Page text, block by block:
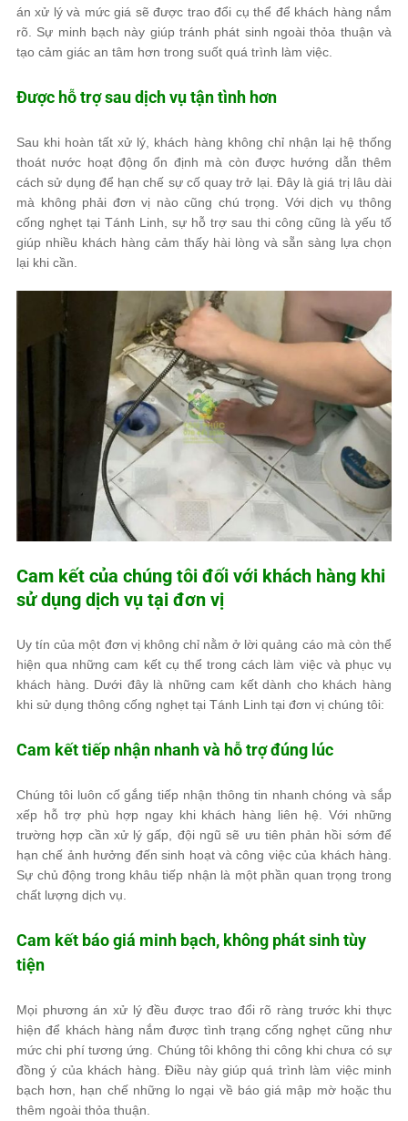
án xử lý và mức giá sẽ được trao đổi cụ thể để khách hàng nắm
rõ. Sự minh bạch này giúp tránh phát sinh ngoài thỏa thuận và
tạo cảm giác an tâm hơn trong suốt quá trình làm việc.
Được hỗ trợ sau dịch vụ tận tình hơn
Sau khi hoàn tất xử lý, khách hàng không chỉ nhận lại hệ thống
thoát nước hoạt động ổn định mà còn được hướng dẫn thêm
cách sử dụng để hạn chế sự cố quay trở lại. Đây là giá trị lâu dài
mà không phải đơn vị nào cũng chú trọng. Với dịch vụ thông
cống nghẹt tại Tánh Linh, sự hỗ trợ sau thi công cũng là yếu tố
giúp nhiều khách hàng cảm thấy hài lòng và sẵn sàng lựa chọn
lại khi cần.
Cam kết của chúng tôi đối với khách hàng khi
sử dụng dịch vụ tại đơn vị
Uy tín của một đơn vị không chỉ nằm ở lời quảng cáo mà còn thể
hiện qua những cam kết cụ thể trong cách làm việc và phục vụ
khách hàng. Dưới đây là những cam kết dành cho khách hàng
khi sử dụng thông cống nghẹt tại Tánh Linh tại đơn vị chúng tôi:
Cam kết tiếp nhận nhanh và hỗ trợ đúng lúc
Chúng tôi luôn cố gắng tiếp nhận thông tin nhanh chóng và sắp
xếp hỗ trợ phù hợp ngay khi khách hàng liên hệ. Với những
trường hợp cần xử lý gấp, đội ngũ sẽ ưu tiên phản hồi sớm để
hạn chế ảnh hưởng đến sinh hoạt và công việc của khách hàng.
Sự chủ động trong khâu tiếp nhận là một phần quan trọng trong
chất lượng dịch vụ.
Cam kết báo giá minh bạch, không phát sinh tùy
tiện
Mọi phương án xử lý đều được trao đổi rõ ràng trước khi thực
hiện để khách hàng nắm được tình trạng cống nghẹt cũng như
mức chi phí tương ứng. Chúng tôi không thi công khi chưa có sự
đồng ý của khách hàng. Điều này giúp quá trình làm việc minh
bạch hơn, hạn chế những lo ngại về báo giá mập mờ hoặc thu
thêm ngoài thỏa thuận.